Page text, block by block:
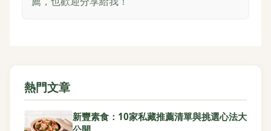
熱門文章
新豐素食：10家私藏推薦清單與挑選心法大